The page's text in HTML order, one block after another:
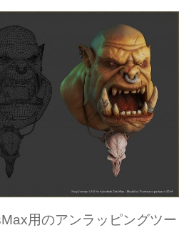
用のアンラッピングツー